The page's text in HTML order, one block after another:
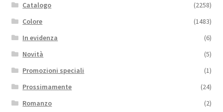
Catalogo
(2258)
Colore
(1483)
In evidenza
(6)
Novità
(5)
Promozioni speciali
(1)
Prossimamente
(24)
Romanzo
(2)